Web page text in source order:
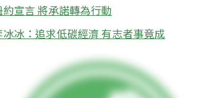
約宣言 將承諾轉為行動
冰冰：追求低碳經濟 有志者事竟成